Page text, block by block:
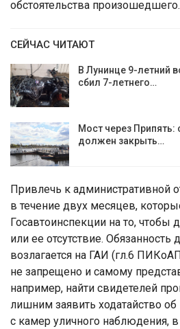
обстоятельства произошедшего.
СЕЙЧАС ЧИТАЮТ
В Лунинце 9-летний
сбил 7-летнего…
Мост через Припять:
должен закрыть…
Привлечь к административной
в течение двух месяцев,
Госавтоинспекции на то, чтобы
или ее отсутствие. Обязанность
возлагается на ГАИ (гл.6
не запрещено и самому
например, найти свидетелей
лишним заявить ходатайство
с камер уличного наблюдения,